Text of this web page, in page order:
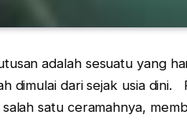
adalah sesuatu yang
dimulai dari sejak usia
satu ceramahnya,